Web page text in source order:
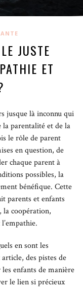
JUSTE
ET
jusque là inconnu qui
la parentalité et de la
le rôle de parent
en question, de
chaque parent à
possibles, la
bénéfique. Cette
parents et enfants
la coopération,
en sont les
des pistes de
enfants de manière
le lien si précieux